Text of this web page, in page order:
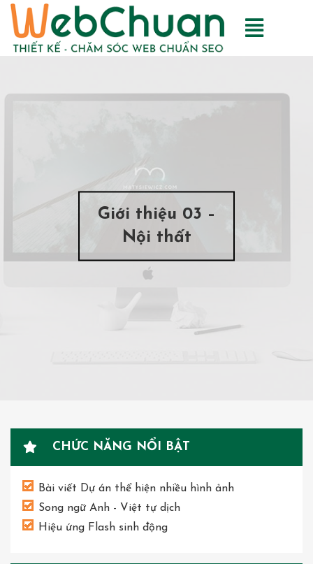
Giới thiệu 03 –
Nội thất
CHỨC NĂNG NỔI BẬT
Bài viết Dự án thể hiện nhiều hình ảnh
Song ngữ Anh - Việt tự dịch
Hiệu ứng Flash sinh động